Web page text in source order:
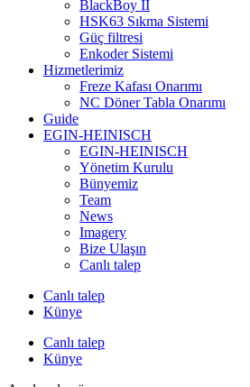
BlackBoy II
HSK63 Sıkma Sistemi
Güç filtresi
Enkoder Sistemi
Hizmetlerimiz
Freze Kafası Onarımı
NC Döner Tabla Onarımı
Guide
EGIN-HEINISCH
EGIN-HEINISCH
Yönetim Kurulu
Bünyemiz
Team
News
Imagery
Bize Ulaşın
Canlı talep
Canlı talep
Künye
Canlı talep
Künye